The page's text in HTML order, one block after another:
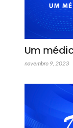
Um
novembro 9, 2023